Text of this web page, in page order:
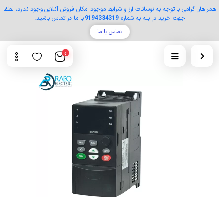
همراهان گرامی با توجه به نوسانات ارز و شرایط موجود امکان فروش آنلاین وجود ندارد، لطفا
جهت خرید در بله به شماره9194334319با ما در تماس باشید.
تماس با ما
0